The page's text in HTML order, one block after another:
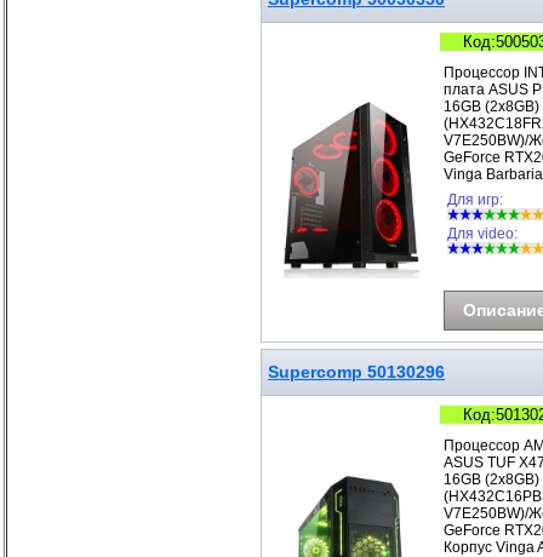
Процессор
плата ASUS
16GB
V7E250BW)/
GeForce
Vinga
Для игр:
Для video:
Supercomp 50130296
Процессор
ASUS TUF
16GB
V7E250BW)/
GeForce
Корпус Vinga